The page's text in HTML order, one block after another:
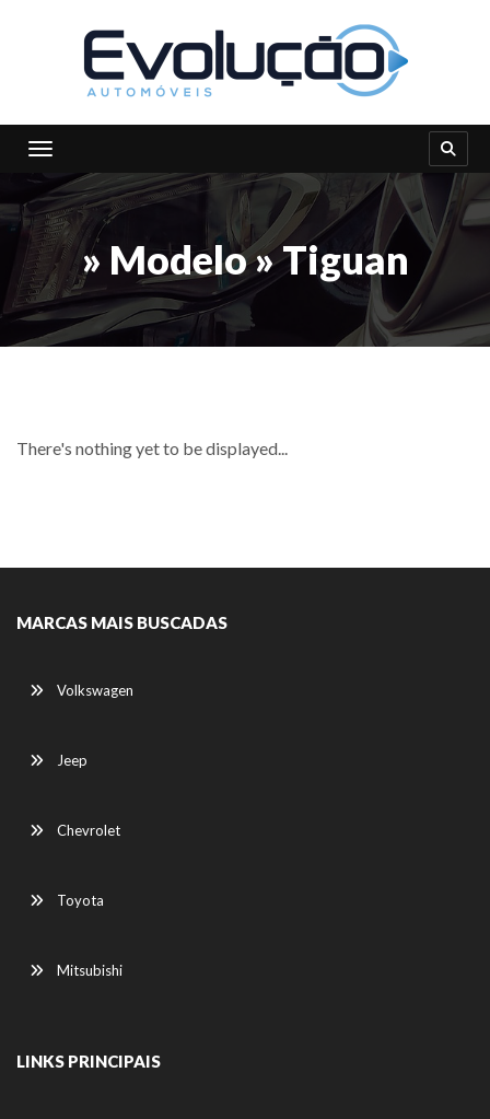
Toggle navigation
» Modelo » Tiguan
There's nothing yet to be displayed...
MARCAS MAIS BUSCADAS
Volkswagen
Jeep
Chevrolet
Toyota
Mitsubishi
LINKS PRINCIPAIS